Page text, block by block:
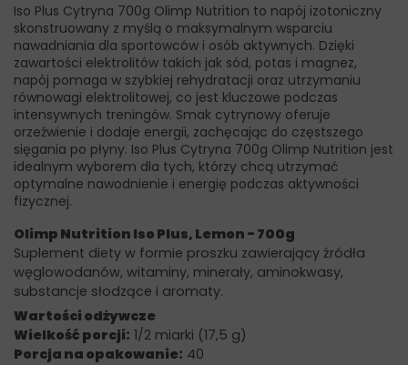
Iso Plus Cytryna 700g Olimp Nutrition to napój izotoniczny
skonstruowany z myślą o maksymalnym wsparciu
nawadniania dla sportowców i osób aktywnych. Dzięki
zawartości elektrolitów takich jak sód, potas i magnez,
napój pomaga w szybkiej rehydratacji oraz utrzymaniu
równowagi elektrolitowej, co jest kluczowe podczas
intensywnych treningów. Smak cytrynowy oferuje
orzeźwienie i dodaje energii, zachęcając do częstszego
sięgania po płyny. Iso Plus Cytryna 700g Olimp Nutrition jest
idealnym wyborem dla tych, którzy chcą utrzymać
optymalne nawodnienie i energię podczas aktywności
fizycznej.
Olimp Nutrition Iso Plus, Lemon - 700g
Suplement diety w formie proszku zawierający źródła
węglowodanów, witaminy, minerały, aminokwasy,
substancje słodzące i aromaty.
Wartości odżywcze
Wielkość porcji: 1/2 miarki (17,5 g)
Porcja na opakowanie: 40